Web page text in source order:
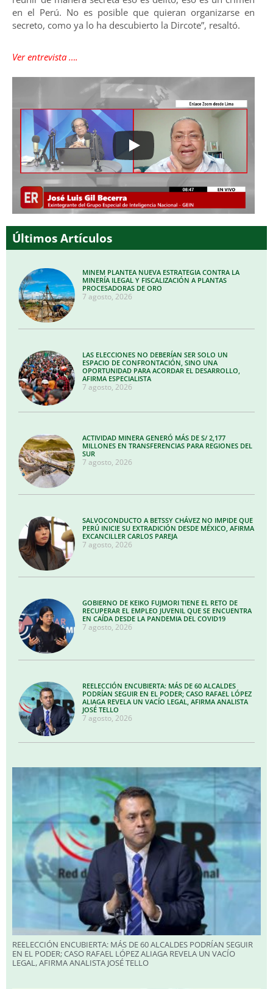
en el Perú. No es posible que quieran organizarse en
secreto, como ya lo ha descubierto la Dircote”, resaltó.
Ver entrevista ….
Últimos Artículos
MINEM PLANTEA NUEVA ESTRATEGIA CONTRA LA
MINERÍA ILEGAL Y FISCALIZACIÓN A PLANTAS
PROCESADORAS DE ORO
7 agosto, 2026
LAS ELECCIONES NO DEBERÍAN SER SOLO UN
ESPACIO DE CONFRONTACIÓN, SINO UNA
OPORTUNIDAD PARA ACORDAR EL DESARROLLO,
AFIRMA ESPECIALISTA
7 agosto, 2026
ACTIVIDAD MINERA GENERÓ MÁS DE S/ 2,177
MILLONES EN TRANSFERENCIAS PARA REGIONES DEL
SUR
7 agosto, 2026
SALVOCONDUCTO A BETSSY CHÁVEZ NO IMPIDE QUE
PERÚ INICIE SU EXTRADICIÓN DESDE MÉXICO, AFIRMA
EXCANCILLER CARLOS PAREJA
7 agosto, 2026
GOBIERNO DE KEIKO FUJMORI TIENE EL RETO DE
RECUPERAR EL EMPLEO JUVENIL QUE SE ENCUENTRA
EN CAÍDA DESDE LA PANDEMIA DEL COVID19
7 agosto, 2026
REELECCIÓN ENCUBIERTA: MÁS DE 60 ALCALDES
PODRÍAN SEGUIR EN EL PODER; CASO RAFAEL LÓPEZ
ALIAGA REVELA UN VACÍO LEGAL, AFIRMA ANALISTA
JOSÉ TELLO
7 agosto, 2026
REELECCIÓN ENCUBIERTA: MÁS DE 60 ALCALDES PODRÍAN SEGUIR
EN EL PODER; CASO RAFAEL LÓPEZ ALIAGA REVELA UN VACÍO
LEGAL, AFIRMA ANALISTA JOSÉ TELLO